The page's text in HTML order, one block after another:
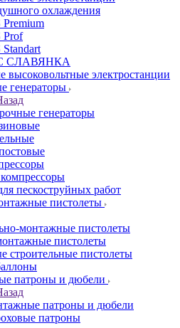
охлаждения
Premium
Prof
Standart
СЛАВЯНКА
высоковольтные электростанции
генераторы
генераторы
пескоструйных работ
пистолеты
монтажные пистолеты
пистолеты
строительные пистолеты
патроны и дюбели
патроны и дюбели
патроны